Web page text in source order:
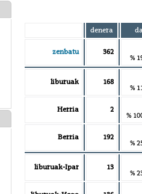
denera
zenbatu 362
%
liburuak 168
%
Herria 2
%
Berria 192
%
liburuak-Ipar 13
%